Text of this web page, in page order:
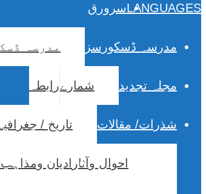
LANGUAGESسرورق
مدرسہ ڈسکورسز مدرسہ
مجلہ تجدید شمارےرابطہ
شذرات/ مقالات تاریخ / جغرافیہ
احوال وآثار ادیان ومذاہب